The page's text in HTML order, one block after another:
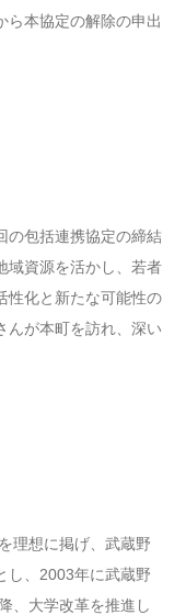
本協定の解除の申出
の包括連携協定の締結
域資源を活かし、若者
性化と新たな可能性の
んが本町を訪れ、深い
理想に掲げ、武蔵野
し、2003年に武蔵野
、大学改革を推進し